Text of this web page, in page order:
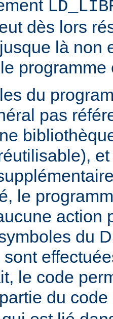
dès lors
là non
programme
du
pas
le
action
du
le code
du